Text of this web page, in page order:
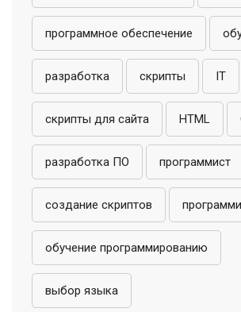
программное обеспечение
разработка скрипты IT
скрипты для сайта HTML
разработка ПО программист
создание скриптов
обучение программированию
выбор языка